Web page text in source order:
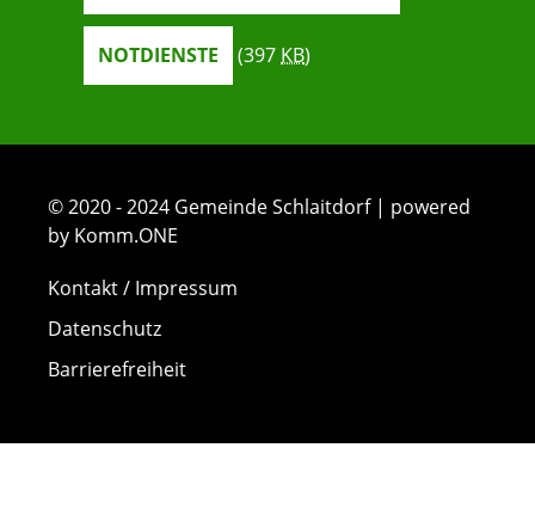
NOTDIENSTE (397 KB)
© 2020 - 2024 Gemeinde Schlaitdorf | powered
by Komm.ONE
Kontakt / Impressum
Datenschutz
Barrierefreiheit